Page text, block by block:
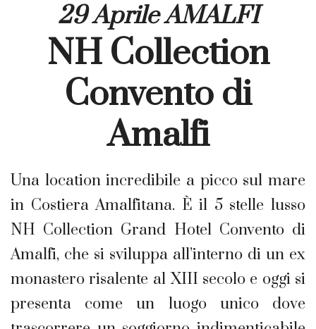
29 Aprile AMALFI
NH Collection
Convento di
Amalfi
Una location incredibile a picco sul mare
in Costiera Amalfitana. È il 5 stelle lusso
NH Collection Grand Hotel Convento di
Amalfi, che si sviluppa all’interno di un ex
monastero risalente al XIII secolo e oggi si
presenta come un luogo unico dove